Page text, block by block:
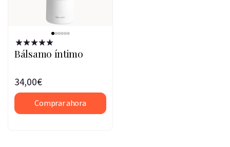
Bálsamo íntimo
34,00€
Comprar ahora